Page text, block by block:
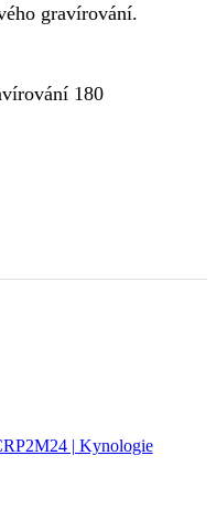
gravírování.
180